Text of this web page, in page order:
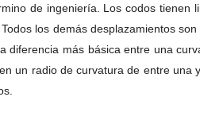
de ingeniería. Los codos tienen
Todos los demás desplazamientos
diferencia más básica entre una
un radio de curvatura de entre una